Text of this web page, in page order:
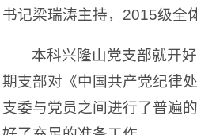
书记梁瑞涛主持，2015级全
本科兴隆山党支部就开
期支部对《中国共产党纪律
支委与党员之间进行了普遍